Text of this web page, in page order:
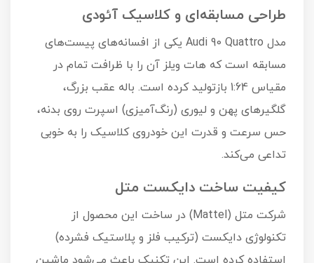
طراحی مسابقه‌ای و کلاسیک آئودی
مدل Audi 90 Quattro یکی از افسانه‌های پیست‌های
مسابقه است که هات ویلز آن را با ظرافت تمام در
مقیاس 1:64 بازتولید کرده است. باله عقب بزرگ،
گلگیرهای پهن و لیوری (رنگ‌آمیزی) اسپرت روی بدنه،
حس سرعت و قدرت این خودروی کلاسیک را به خوبی
تداعی می‌کند.
کیفیت ساخت دایکست متل
شرکت متل (Mattel) در ساخت این محصول از
تکنولوژی دایکست (ترکیب فلز و پلاستیک فشرده)